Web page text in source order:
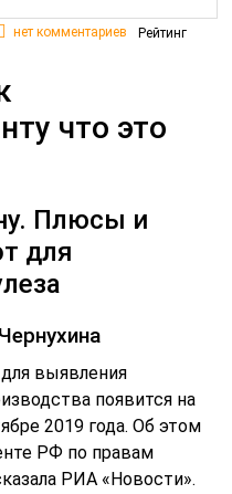
нет комментариев
Рейтинг
что это
Плюсы и
для
выявления
появится на
2019 года. Об этом
РФ по правам
РИА «Новости».